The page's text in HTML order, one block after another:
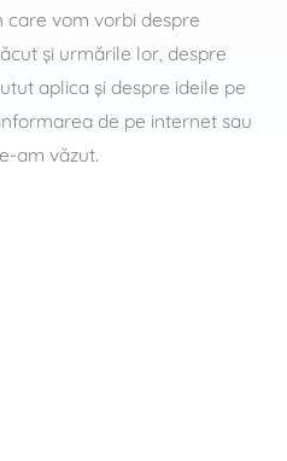
vom vorbi despre
şi urmările lor, despre
aplica şi despre ideile pe
de pe internet sau
am văzut.